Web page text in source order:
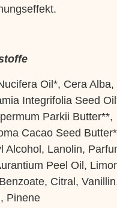
Oil*, Cera Alba,
Integrifolia Seed
Parkii Butter**,
Cacao Seed
Alcohol, Lanolin,
Peel Oil,
Citral,
Pinene